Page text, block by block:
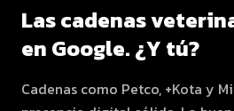
Las cadenas
en Google. ¿Y tú?
Cadenas como Petco, +Kota y